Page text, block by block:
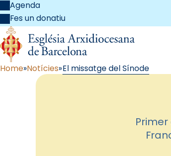
Agenda
Fes un donatiu
Home Notícies El missatge del Sínode